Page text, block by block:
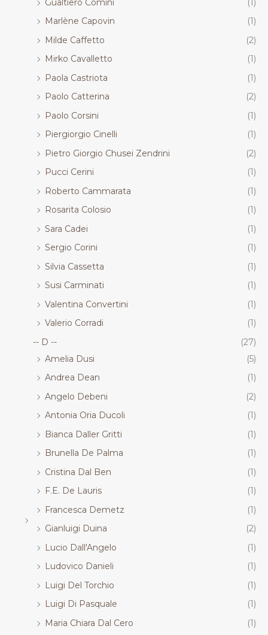
Gualtiero Comini
(1)
Marlène Capovin
(1)
Milde Caffetto
(2)
Mirko Cavalletto
(1)
Paola Castriota
(1)
Paolo Catterina
(2)
Paolo Corsini
(1)
Piergiorgio Cinelli
(1)
Pietro Giorgio Chusei Zendrini
(2)
Pucci Cerini
(1)
Roberto Cammarata
(1)
Rosarita Colosio
(1)
Sara Cadei
(1)
Sergio Corini
(1)
Silvia Cassetta
(1)
Susi Carminati
(1)
Valentina Convertini
(1)
Valerio Corradi
(1)
-- D --
(27)
Amelia Dusi
(5)
Andrea Dean
(1)
Angelo Debeni
(2)
Antonia Oria Ducoli
(1)
Bianca Daller Gritti
(1)
Brunella De Palma
(1)
Cristina Dal Ben
(1)
F.E. De Lauris
(1)
Francesca Demetz
(1)
Gianluigi Duina
(2)
Lucio Dall'Angelo
(1)
Ludovico Danieli
(1)
Luigi Del Torchio
(1)
Luigi Di Pasquale
(1)
Maria Chiara Dal Cero
(1)